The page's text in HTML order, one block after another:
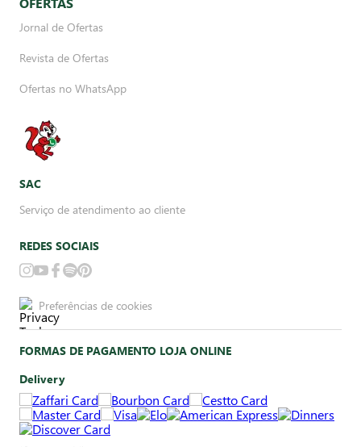
Jornal de Ofertas
Revista de Ofertas
Ofertas no WhatsApp
SAC
Serviço de atendimento ao cliente
REDES SOCIAIS
Preferências de cookies
FORMAS DE PAGAMENTO LOJA ONLINE
Delivery